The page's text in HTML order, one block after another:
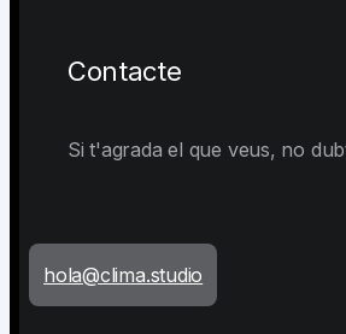
Contacte
Si t'agrada el que veus, no
hola@clima.studio